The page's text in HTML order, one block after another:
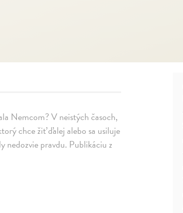
Nemcom? V neistých časoch,
chce žiť ďalej alebo sa usiluje
nedozvie pravdu. Publikáciu z